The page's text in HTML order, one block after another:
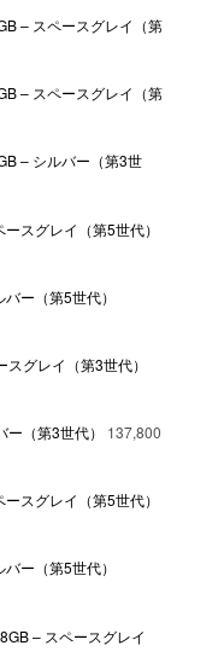
– スペースグレイ（第
– スペースグレイ（第
– シルバー（第3世
スグレイ（第5世代）
ー（第5世代）
グレイ（第3世代）
（第3世代）
137,800
スグレイ（第5世代）
ー（第5世代）
– スペースグレイ